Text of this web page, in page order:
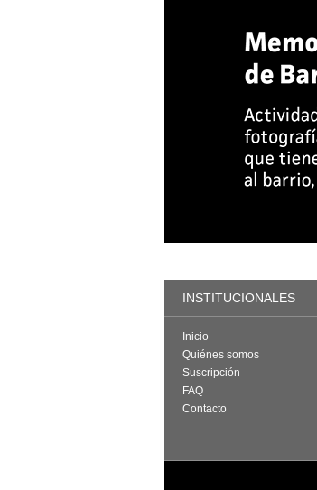
INSTITUCIONALES
Inicio
Quiénes somos
Suscripción
FAQ
Contacto